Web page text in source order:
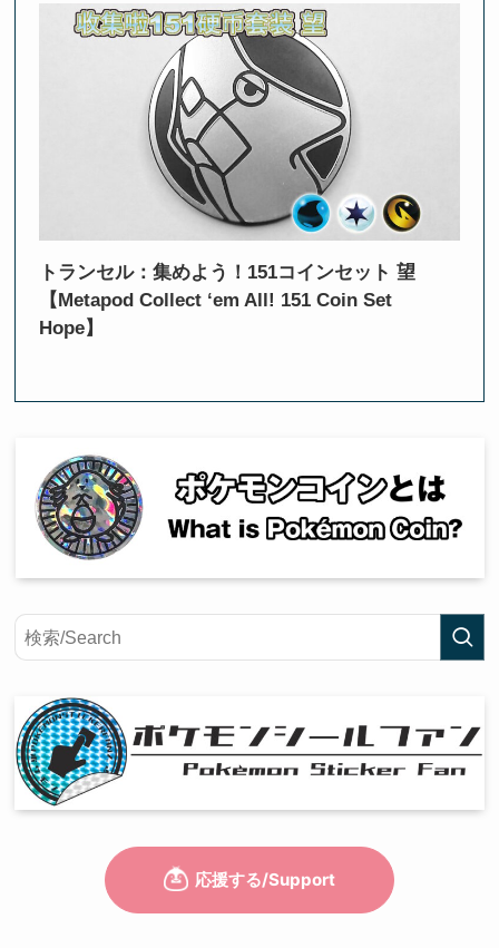
トランセル：集めよう！151コインセット 望
【Metapod Collect ‘em All! 151 Coin Set
Hope】